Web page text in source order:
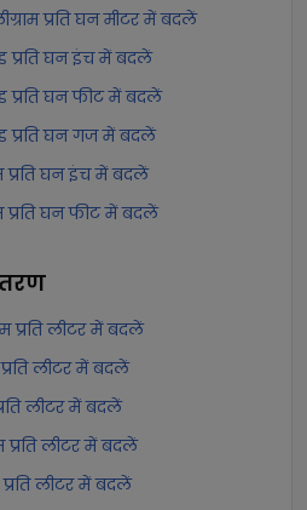
प्रति घन मीटर में बदलें
प्रति घन इंच में बदलें
प्रति घन फीट में बदलें
प्रति घन गज में बदलें
प्रति घन इंच में बदलें
प्रति घन फीट में बदलें
प्रति लीटर में बदलें
प्रति लीटर में बदलें
लीटर में बदलें
प्रति लीटर में बदलें
प्रति लीटर में बदलें